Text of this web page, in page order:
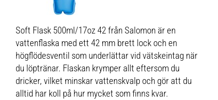
Soft Flask 500ml/17oz 42 från Salomon är en
vattenflaska med ett 42 mm brett lock och en
högflödesventil som underlättar vid vätskeintag när
du löptränar. Flaskan krymper allt eftersom du
dricker, vilket minskar vattenskvalp och gör att du
alltid har koll på hur mycket som finns kvar.